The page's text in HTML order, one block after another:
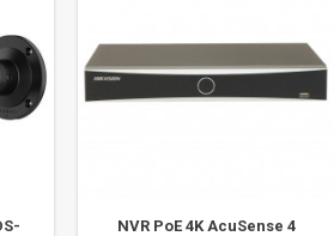
NVR PoE 4K AcuSense 4